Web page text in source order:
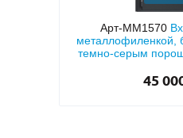
Арт-ММ1570
металлофиленкой,
темно-серым
45